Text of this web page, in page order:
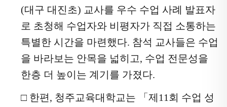
(대구 대진초) 교사를 우수 수업 사례 발표자
로 초청해 수업자와 비평자가 직접 소통하는
특별한 시간을 마련했다. 참석 교사들은 수업
을 바라보는 안목을 넓히고, 수업 전문성을
한층 더 높이는 계기를 가졌다.
□ 한편, 청주교육대학교는 「 제 11회 수업 성